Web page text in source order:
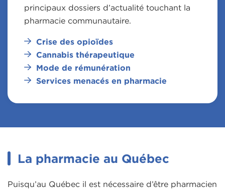
principaux dossiers d’actualité touchant la
pharmacie communautaire.
Crise des opioïdes
Cannabis thérapeutique
Mode de rémunération
Services menacés en pharmacie
La pharmacie au Québec
Puisqu’au Québec il est nécessaire d’être pharmacien